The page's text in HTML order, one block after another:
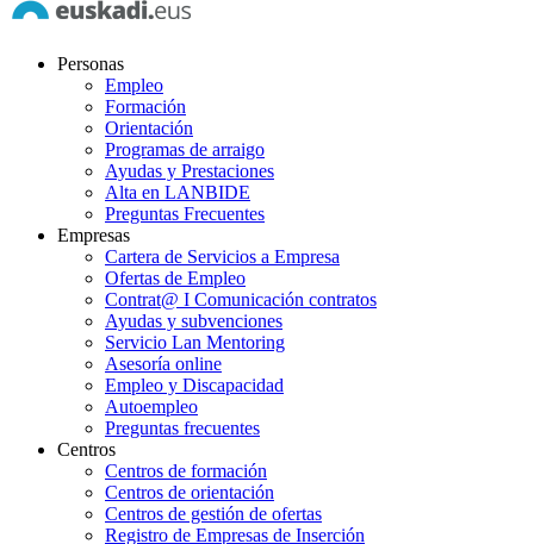
Personas
Empleo
Formación
Orientación
Programas de arraigo
Ayudas y Prestaciones
Alta en LANBIDE
Preguntas Frecuentes
Empresas
Cartera de Servicios a Empresa
Ofertas de Empleo
Contrat@ I Comunicación contratos
Ayudas y subvenciones
Servicio Lan Mentoring
Asesoría online
Empleo y Discapacidad
Autoempleo
Preguntas frecuentes
Centros
Centros de formación
Centros de orientación
Centros de gestión de ofertas
Registro de Empresas de Inserción